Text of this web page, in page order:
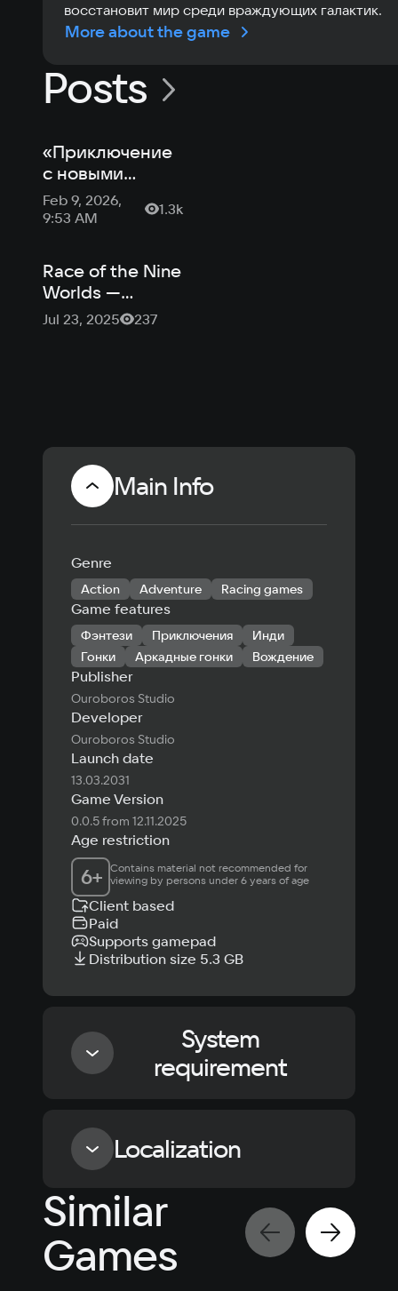
восстановит мир среди враждующих галактик.
More about the game
Posts
«Приключение
с новыми
мирами» —
интервью с
Worlds
Feb 9, 2026,
9:53 AM
1.3k
Race of the Nine
Worlds —
эпическая гонка
Jul 23, 2025 237
Main Info
Genre
Action Adventure Racing games
Game features
Фэнтези Приключения
Инди
Гонки
Аркадные гонки Вождение
Publisher
Ouroboros Studio
Developer
Ouroboros Studio
Launch date
13.03.2031
Game Version
0.0.5 from 12.11.2025
Age restriction
6+ Contains material not recommended for
viewing by persons under 6 years of age
Client based
Paid
Supports gamepad
Distribution size 5.3 GB
System
requirement
Minimum
Windows 10
Processor
Ryzen 5 2600 @ 3.4 GHz / Intel® Core™ I5-
8400 @ 2.5 GHz
Localization
Language
Russian
English
Voiceover
Language
Spanish
Similar
Games